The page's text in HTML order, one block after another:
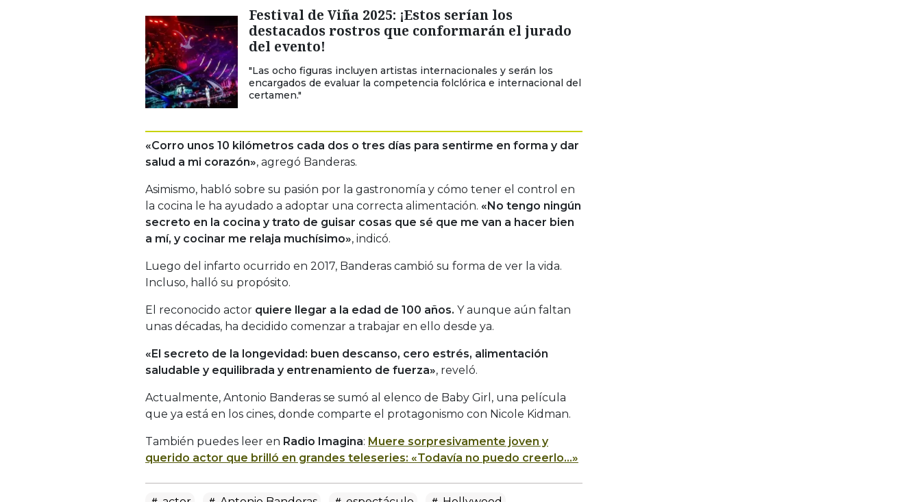
Festival de Viña 2025: ¡Estos serían los
destacados rostros que conformarán el jurado
del evento!
"Las ocho figuras incluyen artistas internacionales y serán los
encargados de evaluar la competencia folclórica e internacional del
certamen."
«Corro unos 10 kilómetros cada dos o tres días para sentirme en forma y dar
salud a mi corazón», agregó Banderas.
Asimismo, habló sobre su pasión por la gastronomía y cómo tener el control en
la cocina le ha ayudado a adoptar una correcta alimentación. «No tengo ningún
secreto en la cocina y trato de guisar cosas que sé que me van a hacer bien
a mí, y cocinar me relaja muchísimo», indicó.
Luego del infarto ocurrido en 2017, Banderas cambió su forma de ver la vida.
Incluso, halló su propósito.
El reconocido actor quiere llegar a la edad de 100 años. Y aunque aún faltan
unas décadas, ha decidido comenzar a trabajar en ello desde ya.
«El secreto de la longevidad: buen descanso, cero estrés, alimentación
saludable y equilibrada y entrenamiento de fuerza», reveló.
Actualmente, Antonio Banderas se sumó al elenco de Baby Girl, una película
que ya está en los cines, donde comparte el protagonismo con Nicole Kidman.
También puedes leer en Radio Imagina: Muere sorpresivamente joven y
querido actor que brilló en grandes teleseries: «Todavía no puedo creerlo…»